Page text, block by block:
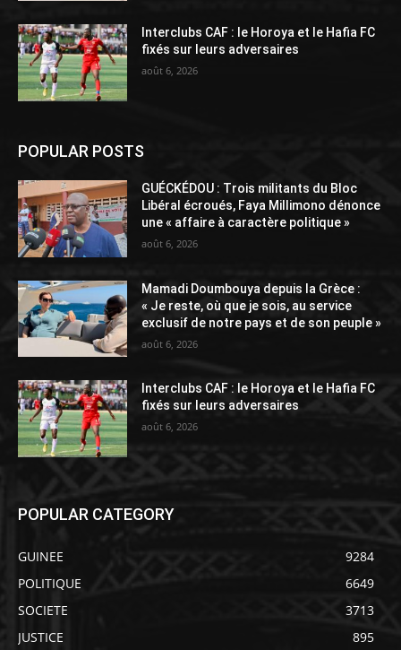
Interclubs CAF : le Horoya et le Hafia FC
fixés sur leurs adversaires
août 6, 2026
POPULAR POSTS
GUÉCKÉDOU : Trois militants du Bloc
Libéral écroués, Faya Millimono dénonce
une « affaire à caractère politique »
août 6, 2026
Mamadi Doumbouya depuis la Grèce :
« Je reste, où que je sois, au service
exclusif de notre pays et de son peuple »
août 6, 2026
Interclubs CAF : le Horoya et le Hafia FC
fixés sur leurs adversaires
août 6, 2026
POPULAR CATEGORY
GUINEE
9284
POLITIQUE
6649
SOCIETE
3713
JUSTICE
895